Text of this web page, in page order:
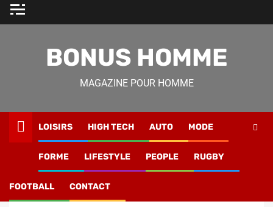
Skip
BONUS HOMME
MAGAZINE POUR HOMME
LOISIRS HIGH TECH AUTO MODE
FORME LIFESTYLE PEOPLE RUGBY
FOOTBALL CONTACT
3D pour débutants et amateurs.